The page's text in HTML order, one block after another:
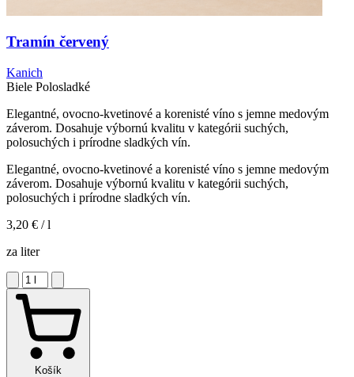
Tramín červený
Kanich
Biele Polosladké
Elegantné, ovocno-kvetinové a korenisté víno s jemne medovým
záverom. Dosahuje výbornú kvalitu v kategórii suchých,
polosuchých i prírodne sladkých vín.
Elegantné, ovocno-kvetinové a korenisté víno s jemne medovým
záverom. Dosahuje výbornú kvalitu v kategórii suchých,
polosuchých i prírodne sladkých vín.
3,20 € / l
za liter
Košík